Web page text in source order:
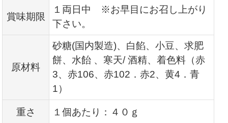
賞味期限
１両日中 ※お早目にお召し上がり
下さい。
原材料
砂糖(国内製造)、白餡、小豆、求肥
餅、水飴 、寒天/ 酒精、着色料（赤
3、赤106、赤102．赤2、黄4．青
1）
重さ
１個あたり：４０ｇ